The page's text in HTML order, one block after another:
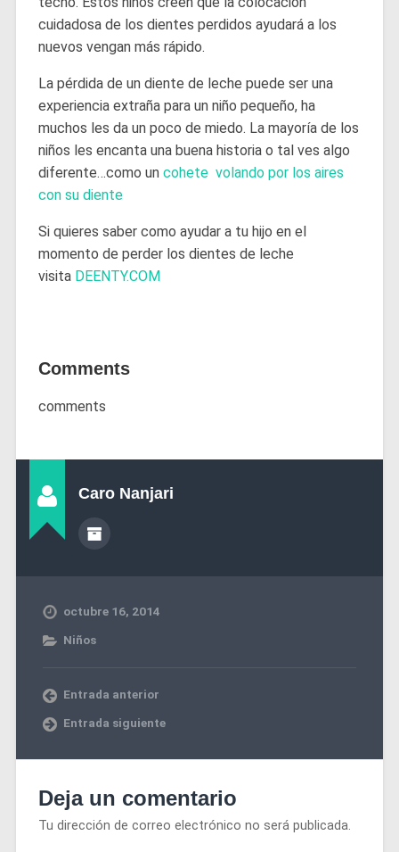
cuidadosa de los dientes perdidos ayudará a los
nuevos vengan más rápido.
La pérdida de un diente de leche puede ser una
experiencia extraña para un niño pequeño, ha
muchos les da un poco de miedo. La mayoría de los
niños les encanta una buena historia o tal ves algo
diferente…como un cohete volando por los aires
con su diente
Si quieres saber como ayudar a tu hijo en el
momento de perder los dientes de leche
visita DEENTY.COM
Comments
comments
Caro Nanjari
octubre 16, 2014
Niños
Entrada anterior
Entrada siguiente
Deja un comentario
Tu dirección de correo electrónico no será publicada.